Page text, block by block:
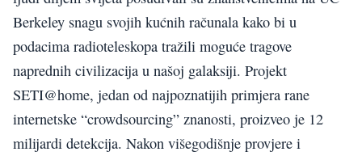
Berkeley snagu svojih kućnih računala kako bi u
podacima radioteleskopa tražili moguće tragove
naprednih civilizacija u našoj galaksiji. Projekt
SETI@home, jedan od najpoznatijih primjera rane
internetske “crowdsourcing” znanosti, proizveo je 12
milijardi detekcija. Nakon višegodišnje provjere i